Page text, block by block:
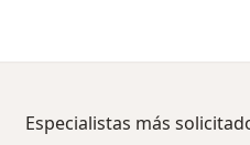
Especialistas más